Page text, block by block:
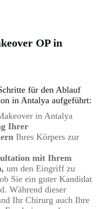
OP in
für den Ablauf
in Antalya aufgeführt:
in Antalya
Ihrer
Ihres Körpers zur
mit Ihrem
um den Eingriff zu
Sie ein guter Kandidat
Während dieser
Ihr Chirurg auch Ihre